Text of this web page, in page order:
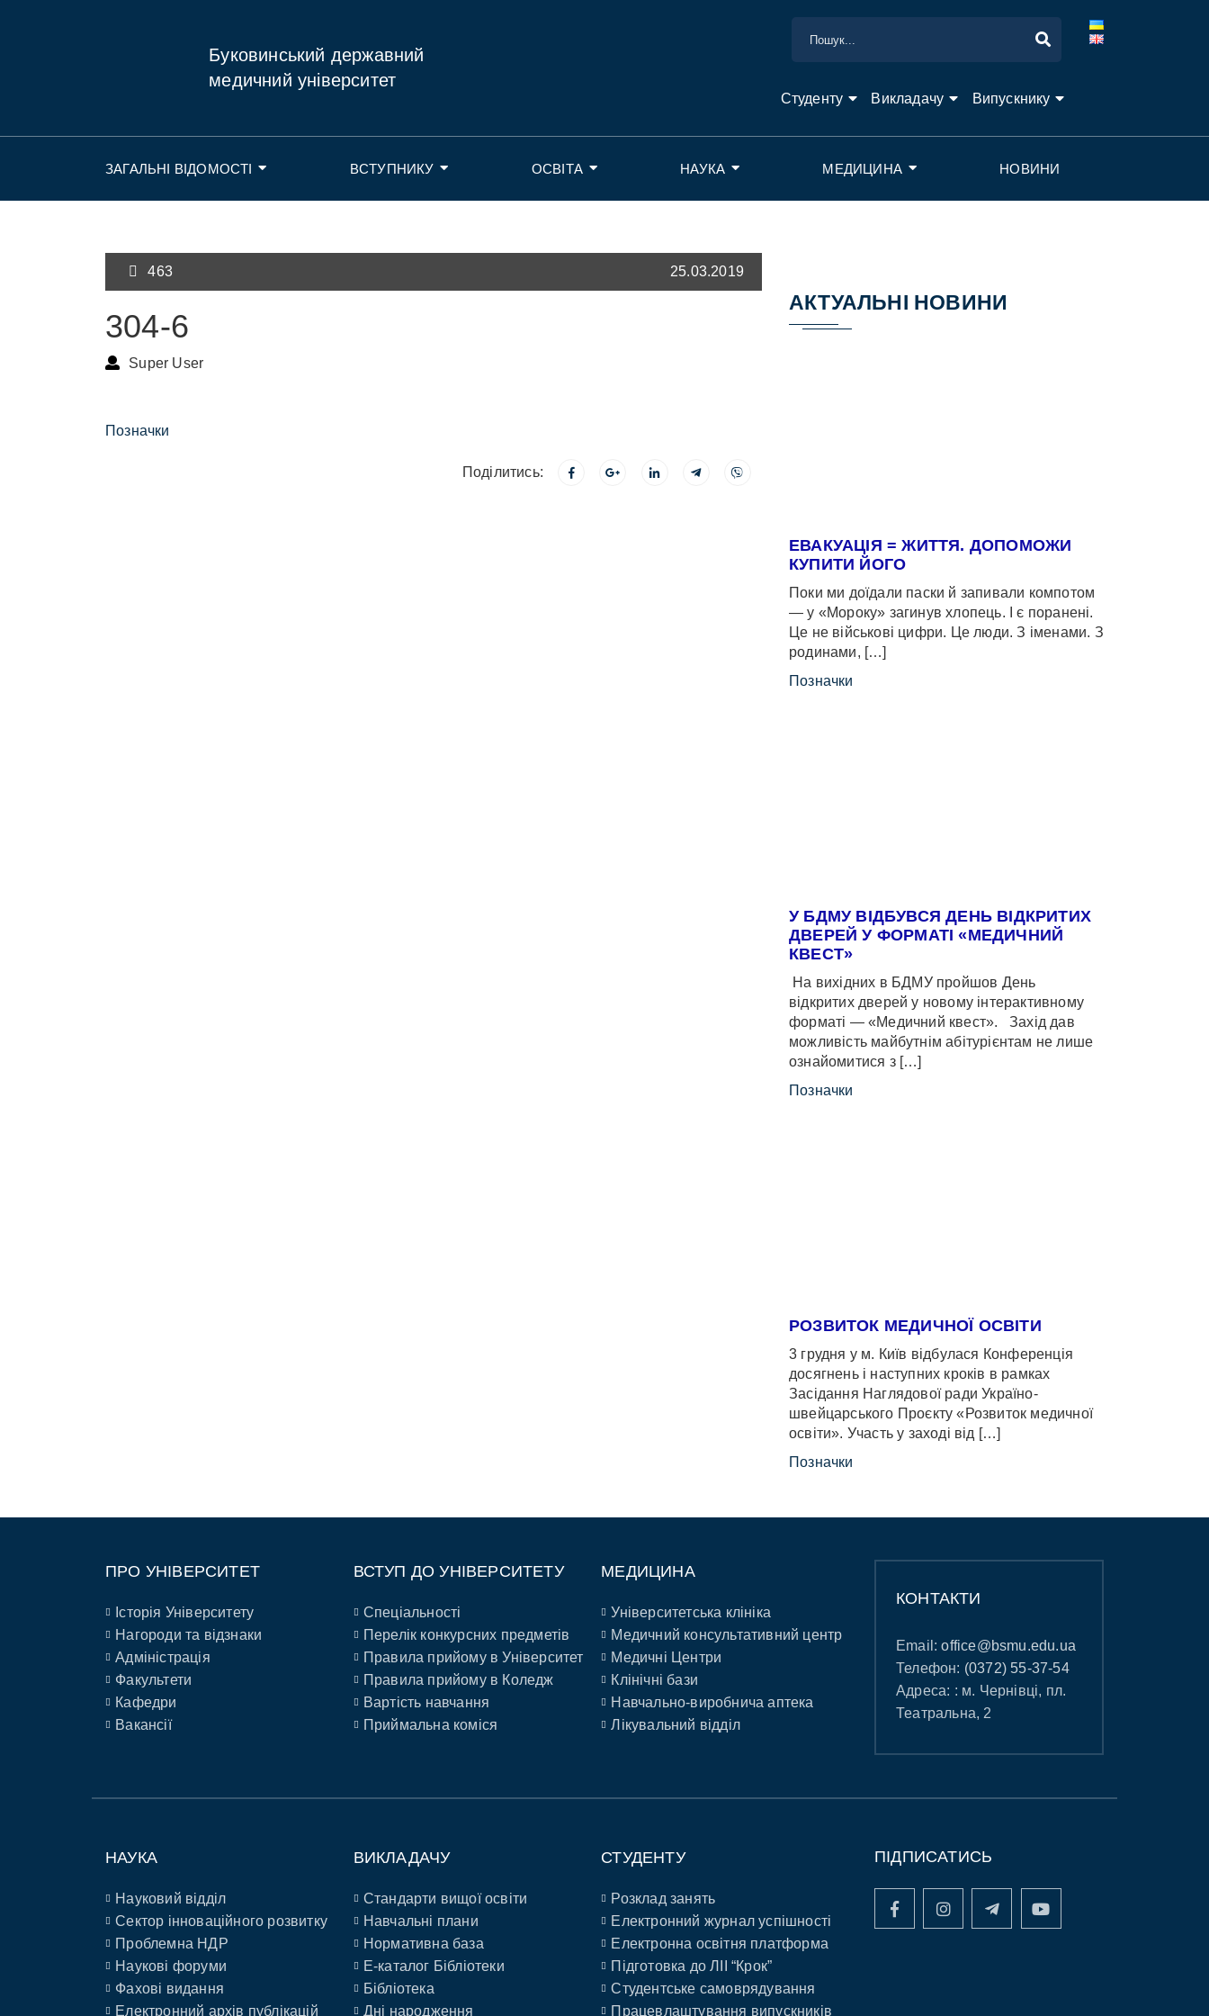
Буковинський державний
медичний університет
Студенту Викладачу Випускнику
ЗАГАЛЬНІ ВІДОМОСТІ ВСТУПНИКУ ОСВІТА НАУКА МЕДИЦИНА НОВИНИ
463 25.03.2019
304-6
Super User
Позначки
Поділитись:
АКТУАЛЬНІ НОВИНИ
ЕВАКУАЦІЯ = ЖИТТЯ. ДОПОМОЖИ
КУПИТИ ЙОГО
Поки ми доїдали паски й запивали компотом
— у «Мороку» загинув хлопець. І є поранені.
Це не військові цифри. Це люди. З іменами. З
родинами, […]
Позначки
У БДМУ ВІДБУВСЯ ДЕНЬ ВІДКРИТИХ
ДВЕРЕЙ У ФОРМАТІ «МЕДИЧНИЙ
КВЕСТ»
На вихідних в БДМУ пройшов День
відкритих дверей у новому інтерактивному
форматі — «Медичний квест». Захід дав
можливість майбутнім абітурієнтам не лише
ознайомитися з […]
Позначки
РОЗВИТОК МЕДИЧНОЇ ОСВІТИ
3 грудня у м. Київ відбулася Конференція
досягнень і наступних кроків в рамках
Засідання Наглядової ради Україно-
швейцарського Проєкту «Розвиток медичної
освіти». Участь у заході від […]
Позначки
ПРО УНІВЕРСИТЕТ
Історія Університету
Нагороди та відзнаки
Адміністрація
Факультети
Кафедри
Вакансії
ВСТУП ДО УНІВЕРСИТЕТУ
Спеціальності
Перелік конкурсних предметів
Правила прийому в Університет
Правила прийому в Коледж
Вартість навчання
Приймальна коміся
МЕДИЦИНА
Університетська клініка
Медичний консультативний центр
Медичні Центри
Клінічні бази
Навчально-виробнича аптека
Лікувальний відділ
КОНТАКТИ
Email:office@bsmu.edu.ua
Телефон: (0372) 55-37-54
Адреса: : м. Чернівці, пл.
Театральна, 2
НАУКА
Науковий відділ
Сектор інноваційного розвитку
Проблемна НДР
Наукові форуми
Фахові видання
Електронний архів публікацій
ВИКЛАДАЧУ
Стандарти вищої освіти
Навчальні плани
Нормативна база
E-каталог Бібліотеки
Бібліотека
Дні народження
СТУДЕНТУ
Розклад занять
Електронний журнал успішності
Електронна освітня платформа
Підготовка до ЛІІ “Крок”
Студентське самоврядування
Працевлаштування випускників
ПІДПИСАТИСЬ